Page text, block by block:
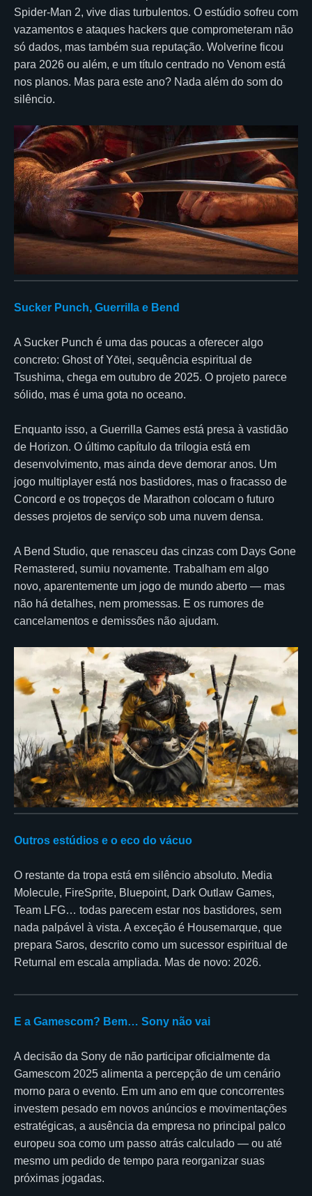
Spider-Man 2, vive dias turbulentos. O estúdio sofreu com
vazamentos e ataques hackers que comprometeram não
só dados, mas também sua reputação. Wolverine ficou
para 2026 ou além, e um título centrado no Venom está
nos planos. Mas para este ano? Nada além do som do
silêncio.
Sucker Punch, Guerrilla e Bend
A Sucker Punch é uma das poucas a oferecer algo
concreto: Ghost of Yōtei, sequência espiritual de
Tsushima, chega em outubro de 2025. O projeto parece
sólido, mas é uma gota no oceano.
Enquanto isso, a Guerrilla Games está presa à vastidão
de Horizon. O último capítulo da trilogia está em
desenvolvimento, mas ainda deve demorar anos. Um
jogo multiplayer está nos bastidores, mas o fracasso de
Concord e os tropeços de Marathon colocam o futuro
desses projetos de serviço sob uma nuvem densa.
A Bend Studio, que renasceu das cinzas com Days Gone
Remastered, sumiu novamente. Trabalham em algo
novo, aparentemente um jogo de mundo aberto — mas
não há detalhes, nem promessas. E os rumores de
cancelamentos e demissões não ajudam.
Outros estúdios e o eco do vácuo
O restante da tropa está em silêncio absoluto. Media
Molecule, FireSprite, Bluepoint, Dark Outlaw Games,
Team LFG… todas parecem estar nos bastidores, sem
nada palpável à vista. A exceção é Housemarque, que
prepara Saros, descrito como um sucessor espiritual de
Returnal em escala ampliada. Mas de novo: 2026.
E a Gamescom? Bem… Sony não vai
A decisão da Sony de não participar oficialmente da
Gamescom 2025 alimenta a percepção de um cenário
morno para o evento. Em um ano em que concorrentes
investem pesado em novos anúncios e movimentações
estratégicas, a ausência da empresa no principal palco
europeu soa como um passo atrás calculado — ou até
mesmo um pedido de tempo para reorganizar suas
próximas jogadas.